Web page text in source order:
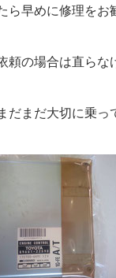
ら早めに修理をお
頼の場合は直らな
まだ大切に乗っ